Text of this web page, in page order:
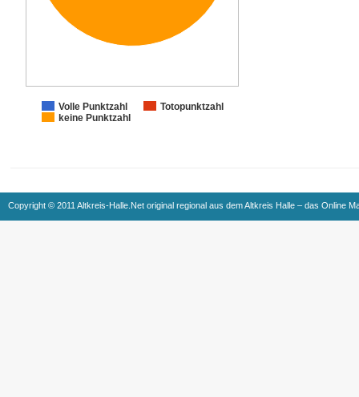
Volle Punktzahl
Totopunktzahl
keine Punktzahl
Copyright © 2011 Altkreis-Halle.Net original regional aus dem Altkreis Halle – das Online